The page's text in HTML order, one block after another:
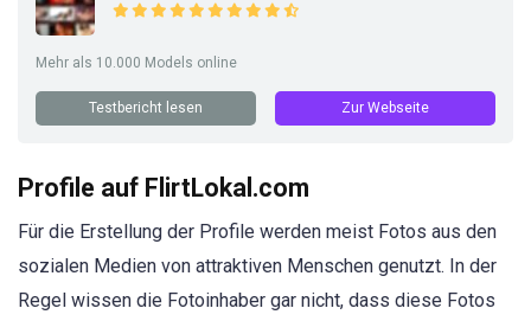
Mehr als 10.000 Models online
Testbericht lesen Zur Webseite
Profile auf FlirtLokal.com
Für die Erstellung der Profile werden meist Fotos aus den
sozialen Medien von attraktiven Menschen genutzt. In der
Regel wissen die Fotoinhaber gar nicht, dass diese Fotos